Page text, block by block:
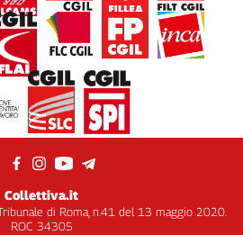
Collettiva.it
di Roma, n.41 del 13 maggio 2020.
ROC 34305